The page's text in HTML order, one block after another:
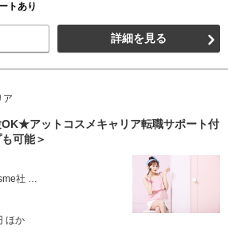
トあり
詳細を見る
ア
OK★アットコスメキャリア転職サポート付
可能＞
社 …
ほか